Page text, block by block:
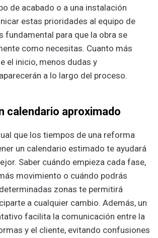
de acabado o a una instalación
estas prioridades al equipo de
fundamental para que la obra se
como necesitas. Cuanto más
el inicio, menos dudas y
a lo largo del proceso.
calendario aproximado
que los tiempos de una reforma
un calendario estimado te ayudará
Saber cuándo empieza cada fase,
movimiento o cuándo podrás
zonas te permitirá
a cualquier cambio. Además, un
facilita la comunicación entre la
y el cliente, evitando confusiones